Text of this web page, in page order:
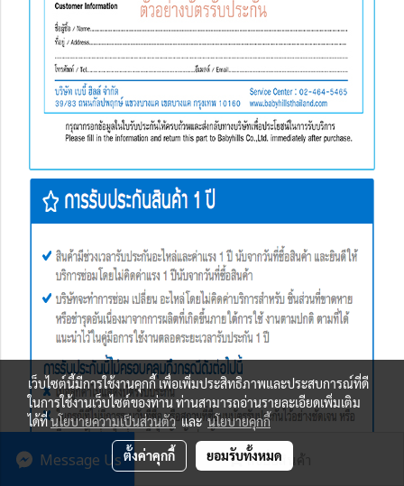
สั่งซื้อสินค้า
Message Us
เว็บไซต์นี้มีการใช้งานคุกกี้ เพื่อเพิ่มประสิทธิภาพและประสบการณ์ที่ดี
ในการใช้งานเว็บไซต์ของท่าน ท่านสามารถอ่านรายละเอียดเพิ่มเติม
ได้ที่นโยบายความเป็นส่วนตัวและนโยบายคุกกี้
ตั้งค่าคุกกี้ ยอมรับทั้งหมด